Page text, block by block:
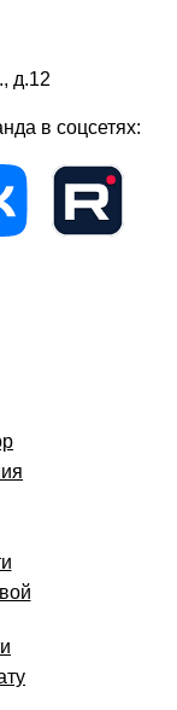
д.12
в соцсетях: